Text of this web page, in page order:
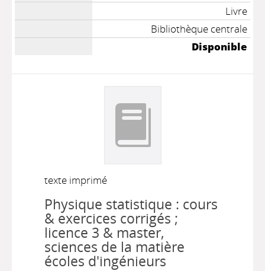
Livre
Bibliothèque centrale
Disponible
texte imprimé
Physique statistique : cours
& exercices corrigés ;
licence 3 & master,
sciences de la matière
écoles d'ingénieurs